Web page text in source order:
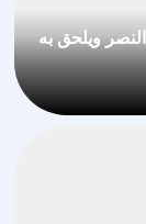
ويلحق به